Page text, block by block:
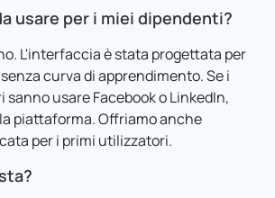
usare per i miei dipendenti?
L'interfaccia è stata progettata per
curva di apprendimento. Se i
usare Facebook o LinkedIn,
piattaforma. Offriamo anche
per i primi utilizzatori.